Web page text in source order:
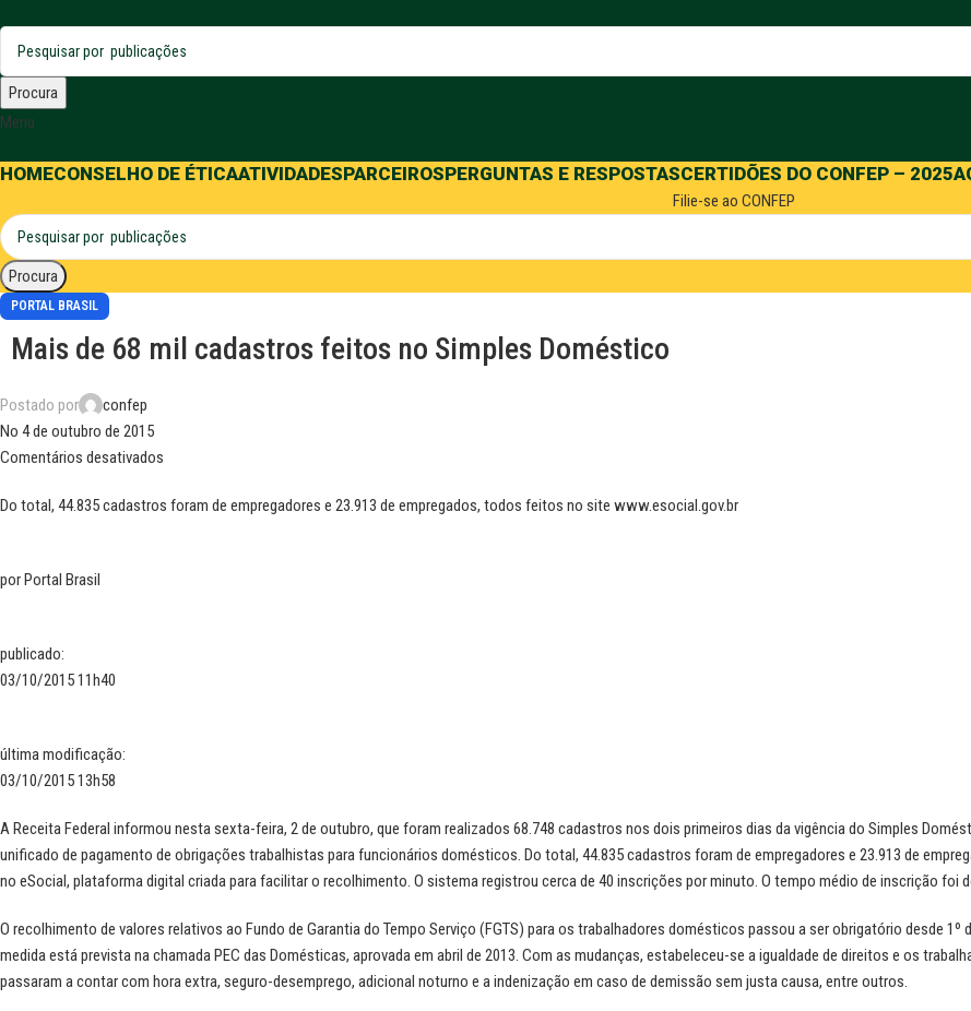
Procura
Menu
HOMECONSELHO DE ÉTICAATIVIDADESPARCEIROSPERGUNTAS E RESPOSTASCERTIDÕES DO CONFEP – 2025
Filie-se ao CONFEP
Procura
PORTAL BRASIL
Mais de 68 mil cadastros feitos no Simples Doméstico
Postado por
confep
No 4 de outubro de 2015
Comentários desativados
Do total, 44.835 cadastros foram de empregadores e 23.913 de empregados, todos feitos no site www.esocial.gov.br
porPortal Brasil
publicado:
03/10/2015 11h40
última modificação:
03/10/2015 13h58
A Receita Federal informou nesta sexta-feira, 2 de outubro, que foram realizados 68.748 cadastros nos dois primeiros dias da vigência do Simples
unificado de pagamento de obrigações trabalhistas para funcionários domésticos. Do total, 44.835 cadastros foram de empregadores e 23.913 de
no eSocial, plataforma digital criada para facilitar o recolhimento. O sistema registrou cerca de 40 inscrições por minuto. O tempo médio de inscrição foi
O recolhimento de valores relativos ao Fundo de Garantia do Tempo Serviço (FGTS) para os trabalhadores domésticos passou a ser obrigatório desde 1º
medida está prevista na chamada PEC das Domésticas, aprovada em abril de 2013. Com as mudanças, estabeleceu-se a igualdade de direitos e os
passaram a contar com hora extra, seguro-desemprego, adicional noturno e a indenização em caso de demissão sem justa causa, entre outros.